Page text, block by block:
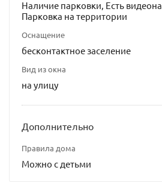
Наличие парковки, Есть
Парковка на территории
Оснащение
бесконтактное заселение
Вид из окна
на улицу
Дополнительно
Правила дома
Можно с детьми